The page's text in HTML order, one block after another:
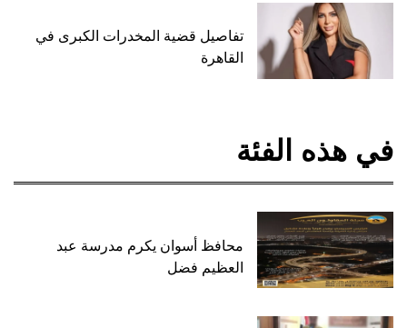
تفاصيل قضية المخدرات الكبرى في
القاهرة
في هذه الفئة
محافظ أسوان يكرم مدرسة عبد
العظيم فضل